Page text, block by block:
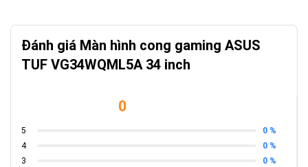
chuyển động hình ảnh trở nên mượt mà, loại bỏ hiện tượng bóng
mờ, mang lại ưu thế tuyệt đối trong các tác vụ yêu cầu tốc độ.
Đánh giá Màn hình cong gaming ASUS
TUF VG34WQML5A 34 inch
0
5
0 %
4
0 %
3
0 %